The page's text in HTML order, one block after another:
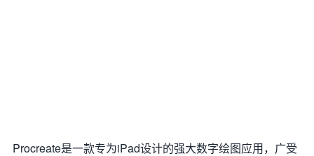
Procreate是一款专为iPad设计的强大数字绘图应用，广受